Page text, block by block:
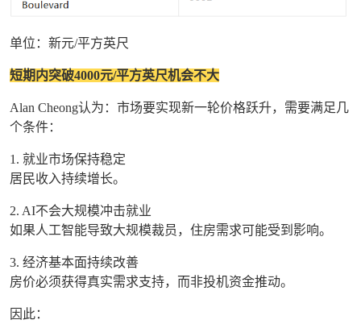
单位：新元/平方英尺
短期内突破4000元/平方英尺机会不大
Alan Cheong认为：市场要实现新一轮价格跃升，需要满足几
个条件：
1. 就业市场保持稳定
居民收入持续增长。
2. AI不会大规模冲击就业
如果人工智能导致大规模裁员，住房需求可能受到影响。
3. 经济基本面持续改善
房价必须获得真实需求支持，而非投机资金推动。
因此：